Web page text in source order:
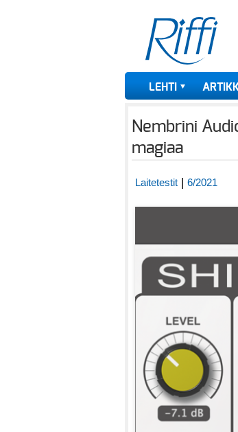
LEHTI
Nembrini
magiaa
Laitetestit | 6/2021